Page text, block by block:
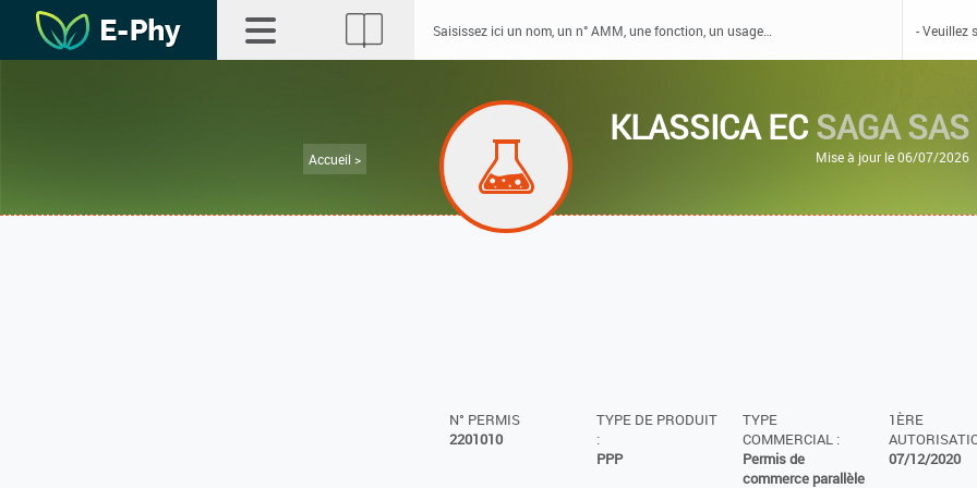
Accueil >
KLASSICA ECSAGA SAS
Mise à jour le 06/07/2026
N° PERMIS
2201010
TYPE DE PRODUIT
:
PPP
TYPE
COMMERCIAL :
Permis de
commerce parallèle
1ÈRE
07/12/2020